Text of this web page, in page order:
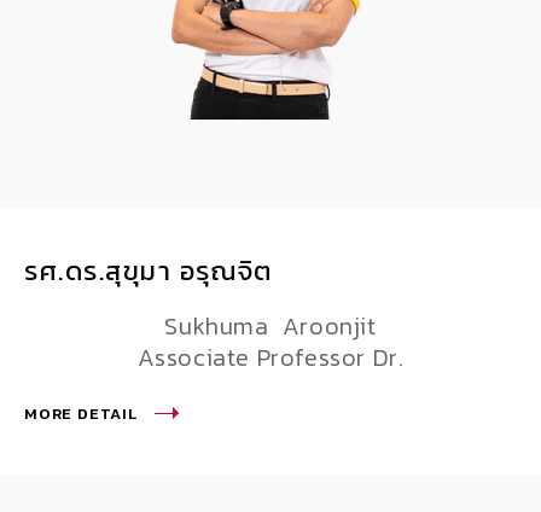
รศ.ดร.สุขุมา อรุณจิต
Sukhuma Aroonjit
Associate Professor Dr.
MORE DETAIL